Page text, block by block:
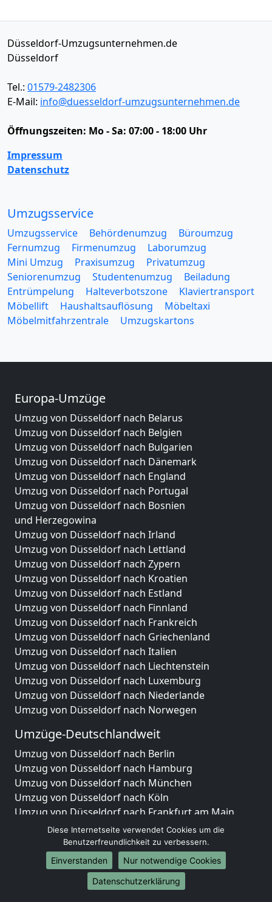
Düsseldorf-Umzugsunternehmen.de
Düsseldorf
Tel.: 01579-2482306
E-Mail: info@duesseldorf-umzugsunternehmen.de
Öffnungszeiten: Mo - Sa: 07:00 - 18:00 Uhr
Impressum
Datenschutz
Umzugsservice
Umzugsservice Behördenumzug
Büroumzug
Fernumzug
Firmenumzug
Laborumzug
Mini Umzug
Praxisumzug
Privatumzug
Seniorenumzug
Studentenumzug
Beiladung
Entrümpelung
Halteverbotszone
Klaviertransport
Möbellift
Haushaltsauflösung
Möbeltaxi
Möbelmitfahrzentrale
Umzugskartons
Europa-Umzüge
Umzug von Düsseldorf nach Belarus
Umzug von Düsseldorf nach Belgien
Umzug von Düsseldorf nach Bulgarien
Umzug von Düsseldorf nach Dänemark
Umzug von Düsseldorf nach England
Umzug von Düsseldorf nach Portugal
Umzug von Düsseldorf nach Bosnien
und Herzegowina
Umzug von Düsseldorf nach Irland
Umzug von Düsseldorf nach Lettland
Umzug von Düsseldorf nach Zypern
Umzug von Düsseldorf nach Kroatien
Umzug von Düsseldorf nach Estland
Umzug von Düsseldorf nach Finnland
Umzug von Düsseldorf nach Frankreich
Umzug von Düsseldorf nach Griechenland
Umzug von Düsseldorf nach Italien
Umzug von Düsseldorf nach Liechtenstein
Umzug von Düsseldorf nach Luxemburg
Umzug von Düsseldorf nach Niederlande
Umzug von Düsseldorf nach Norwegen
Umzüge-Deutschlandweit
Umzug von Düsseldorf nach Berlin
Umzug von Düsseldorf nach Hamburg
Umzug von Düsseldorf nach München
Umzug von Düsseldorf nach Köln
Umzug von Düsseldorf nach Frankfurt am Main
Umzug von Düsseldorf nach Stuttgart
Umzug von Düsseldorf nach Düsseldorf
Umzug von Düsseldorf nach Leipzig
Umzug von Düsseldorf nach Dortmund
Umzug von Düsseldorf nach Essen
Diese Internetseite verwendet Cookies um die
Benutzerfreundlichkeit zu verbessern.
Einverstanden
Nur notwendige Cookies
Datenschutzerklärung